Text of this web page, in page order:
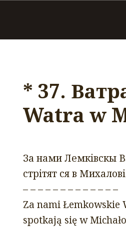
* 37.
Watra w
За нами Лемківскы
стрітят ся в
– – – – – – – – – – – – –
Za nami Łemkowskie
spotkają się w